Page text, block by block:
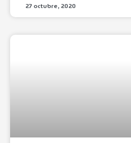
27 octubre, 2020